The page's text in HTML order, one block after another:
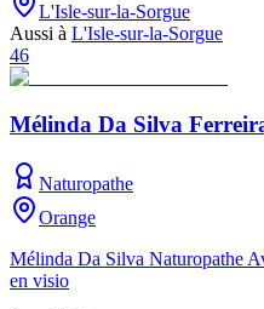
L'Isle-sur-la-Sorgue
Aussi à L'Isle-sur-la-Sorgue
46
Mélinda Da Silva
Naturopathe
Orange
Mélinda Da Silva Naturopathe
en visio